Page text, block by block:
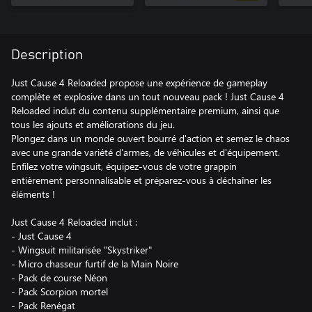
Description
Just Cause 4 Reloaded propose une expérience de gameplay
complète et explosive dans un tout nouveau pack ! Just Cause 4
Reloaded inclut du contenu supplémentaire premium, ainsi que
tous les ajouts et améliorations du jeu.
Plongez dans un monde ouvert bourré d'action et semez le chaos
avec une grande variété d'armes, de véhicules et d'équipement.
Enfilez votre wingsuit, équipez-vous de votre grappin
entièrement personnalisable et préparez-vous à déchaîner les
éléments !
Just Cause 4 Reloaded inclut :
- Just Cause 4
- Wingsuit militarisée "Skystriker"
- Micro chasseur furtif de la Main Noire
- Pack de course Néon
- Pack Scorpion mortel
- Pack Renégat